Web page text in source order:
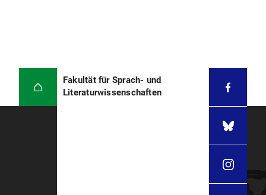
Fakultät für Sprach- und
Literaturwissenschaften